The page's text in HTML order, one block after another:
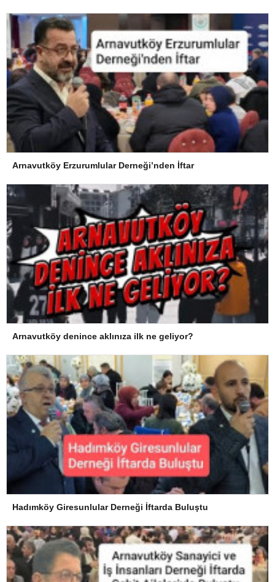
Arnavutköy Erzurumlular Derneği’nden İftar
Arnavutköy denince aklınıza ilk ne geliyor?
Hadımköy Giresunlular Derneği İftarda Buluştu